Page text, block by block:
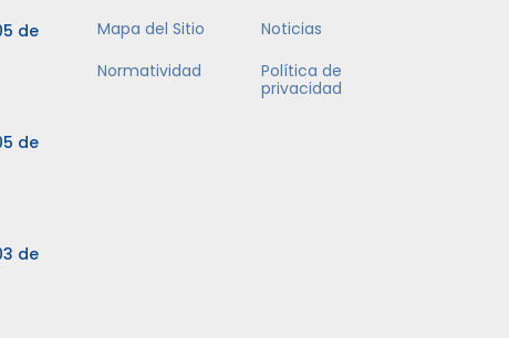
de
de
de
Mapa del Sitio
Noticias
Normatividad
Política de
privacidad